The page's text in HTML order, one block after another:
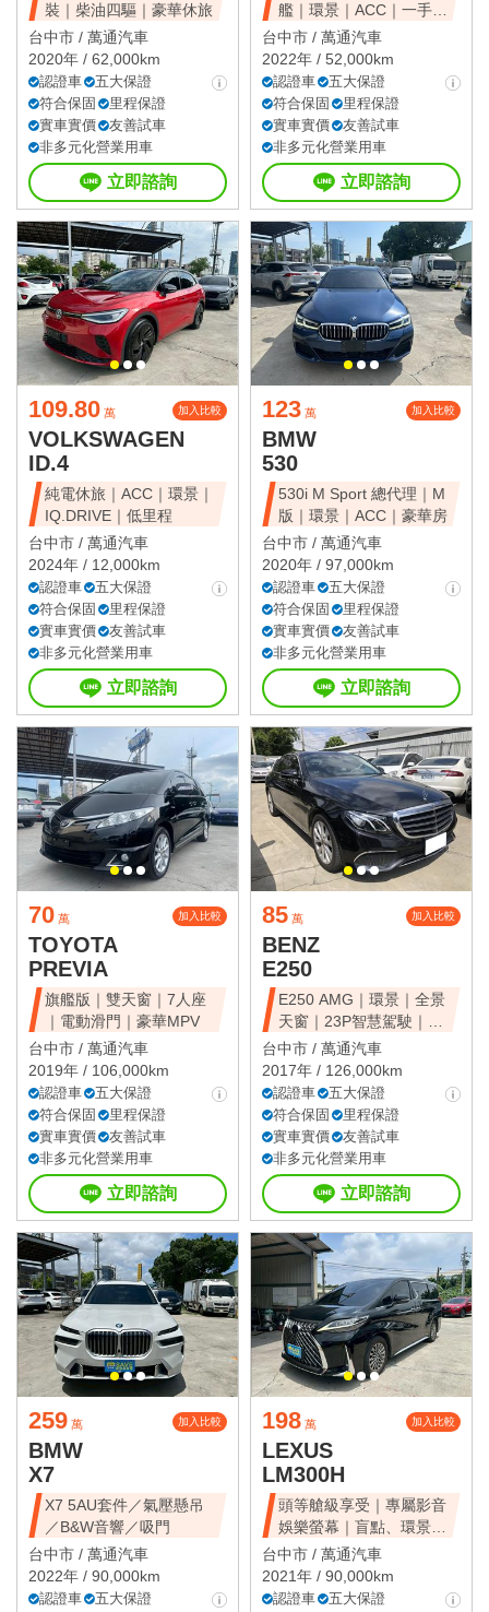
裝｜柴油四驅｜豪華休旅
台中市 / 萬通汽車
2020年 / 62,000km
認證車
五大保證
符合保固
里程保證
實車實價
友善試車
非多元化營業用車
立即諮詢
艦｜環景｜ACC｜一手美
車
台中市 / 萬通汽車
2022年 / 52,000km
認證車
五大保證
符合保固
里程保證
實車實價
友善試車
非多元化營業用車
立即諮詢
109.80 萬 加入比較
VOLKSWAGEN
ID.4
純電休旅｜ACC｜環景｜
IQ.DRIVE｜低里程
台中市 / 萬通汽車
2024年 / 12,000km
認證車
五大保證
符合保固
里程保證
實車實價
友善試車
非多元化營業用車
立即諮詢
123 萬 加入比較
BMW
530
530i M Sport 總代理｜M
版｜環景｜ACC｜豪華房
台中市 / 萬通汽車
2020年 / 97,000km
認證車
五大保證
符合保固
里程保證
實車實價
友善試車
非多元化營業用車
立即諮詢
70 萬 加入比較
TOYOTA
PREVIA
旗艦版｜雙天窗｜7人座
｜電動滑門｜豪華MPV
台中市 / 萬通汽車
2019年 / 106,000km
認證車
五大保證
符合保固
里程保證
實車實價
友善試車
非多元化營業用車
立即諮詢
85 萬 加入比較
BENZ
E250
E250 AMG｜環景｜全景
天窗｜23P智慧駕駛｜總
代理
台中市 / 萬通汽車
2017年 / 126,000km
認證車
五大保證
符合保固
里程保證
實車實價
友善試車
非多元化營業用車
立即諮詢
259 萬 加入比較
BMW
X7
X7 5AU套件／氣壓懸吊
／B&W音響／吸門
台中市 / 萬通汽車
2022年 / 90,000km
認證車 五大保證
198 萬 加入比較
LEXUS
LM300H
頭等艙級享受｜專屬影音
娛樂螢幕｜盲點、環景、
雙電滑門、雙天窗
台中市 / 萬通汽車
2021年 / 90,000km
認證車 五大保證